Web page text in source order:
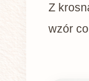
Z
wzór